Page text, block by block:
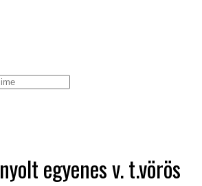
egyenes v. t.vörös